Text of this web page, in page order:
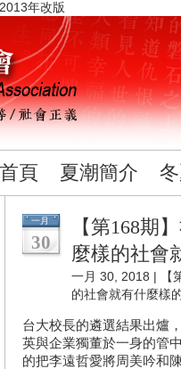
年改版
首頁 夏潮簡介
一月
30
【第168期
麼樣的社會
一月 30, 2018 |
的社會就有什麼樣
台大校長的遴選結果出爐
英與企業獨董於一身的管
的把李遠哲愛將周美吟和